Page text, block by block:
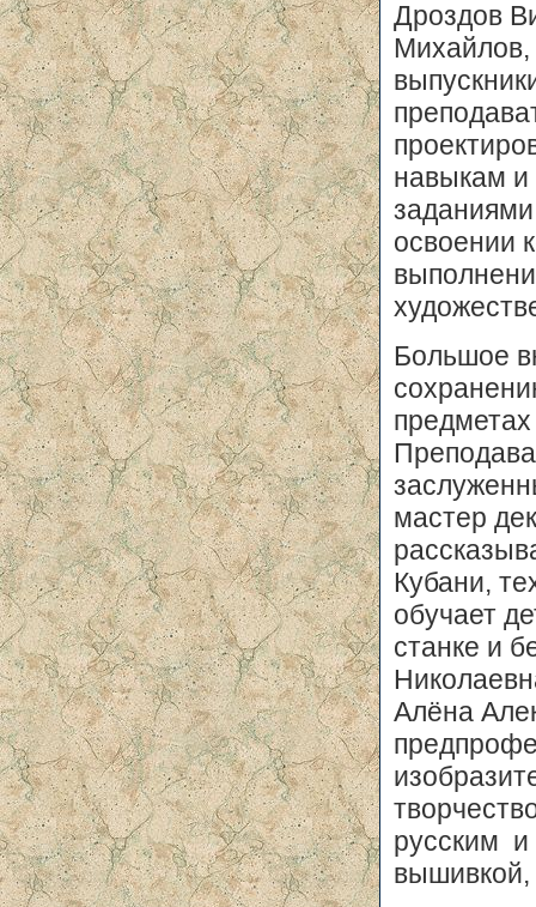
Дроздов
навыкам и
освоении
Большое
мастер
Кубани,
обучает
станке и
Алёна
русским и
вышивкой,